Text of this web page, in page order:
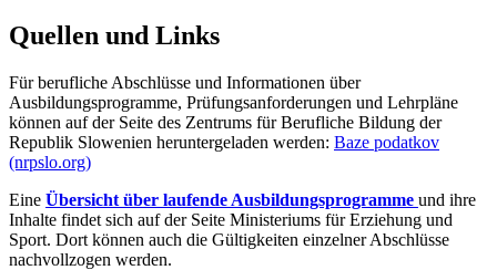
Quellen und Links
Für berufliche Abschlüsse und Informationen über
Ausbildungsprogramme, Prüfungsanforderungen und Lehrpläne
können auf der Seite des Zentrums für Berufliche Bildung der
Republik Slowenien heruntergeladen werden: Baze podatkov
(nrpslo.org)
Eine Übersicht über laufende Ausbildungsprogramme und ihre
Inhalte findet sich auf der Seite Ministeriums für Erziehung und
Sport. Dort können auch die Gültigkeiten einzelner Abschlüsse
nachvollzogen werden.